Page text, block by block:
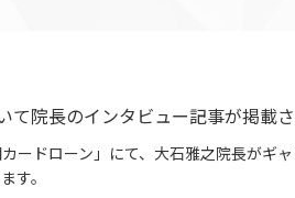
て院長のインタビュー記事が掲載
ードローン」にて、大石雅之院長がギ
す。